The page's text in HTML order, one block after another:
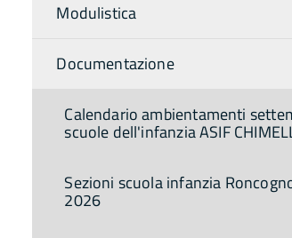
Modulistica
Documentazione
Calendario ambientamenti
scuole dell'infanzia ASIF
Sezioni scuola infanzia
2026